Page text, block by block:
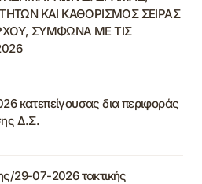
ΚΑΙ ΚΑΘΟΡΙΣΜΟΣ ΣΕΙΡΑΣ
ΣΥΜΦΩΝΑ ΜΕ ΤΙΣ
κατεπείγουσας δια περιφοράς
Δ.Σ.
29-07-2026 τακτικής